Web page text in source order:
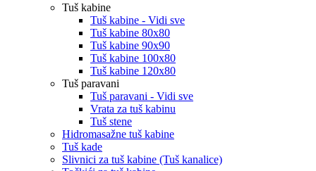
Tuš kabine
Tuš kabine - Vidi sve
Tuš kabine 80x80
Tuš kabine 90x90
Tuš kabine 100x80
Tuš kabine 120x80
Tuš paravani
Tuš paravani - Vidi sve
Vrata za tuš kabinu
Tuš stene
Hidromasažne tuš kabine
Tuš kade
Slivnici za tuš kabine (Tuš kanalice)